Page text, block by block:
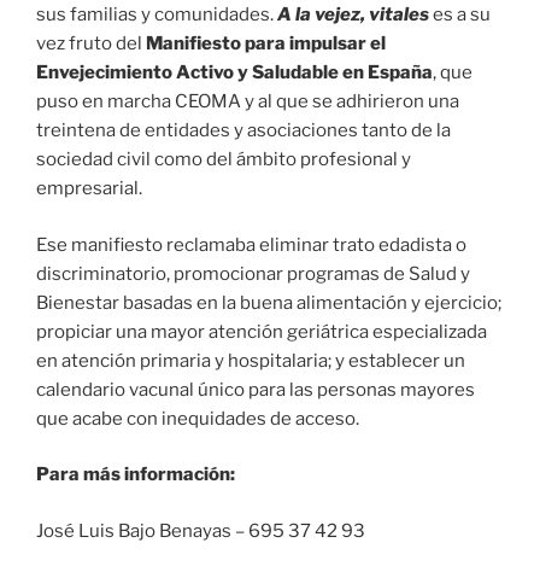
sus familias y comunidades.A la vejez, vitaleses a su
vez fruto del Manifiesto para impulsar el
Envejecimiento Activo y Saludable en España, que
puso en marcha CEOMA y al que se adhirieron una
treintena de entidades y asociaciones tanto de la
sociedad civil como del ámbito profesional y
empresarial.
Ese manifiesto reclamaba eliminar trato edadista o
discriminatorio, promocionar programas de Salud y
Bienestar basadas en la buena alimentación y ejercicio;
propiciar una mayor atención geriátrica especializada
en atención primaria y hospitalaria; y establecer un
calendario vacunal único para las personas mayores
que acabe con inequidades de acceso.
Para más información:
José Luis Bajo Benayas – 695 37 42 93